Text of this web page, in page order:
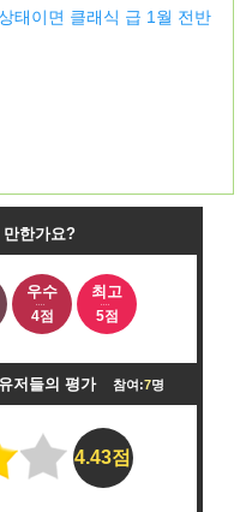
태이면 클래식 급 1월 전반
한가요?
우수
4점
최고
5점
저들의 평가 참여:7명
4.43점